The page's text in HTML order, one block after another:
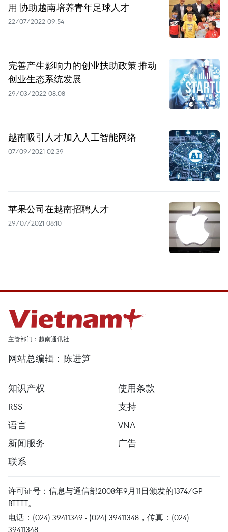
用 协助越南培养青年足球人才
22/07/2022 09:54
完善产生影响力的创业扶助政策 推动
创业生态系统发展
29/03/2022 08:08
越南吸引人才加入人工智能网络
07/09/2021 02:39
苹果公司在越南招聘人才
29/07/2021 08:10
主管部门：越南通讯社
网站总编辑：陈进笋
知识产权
使用条款
RSS
支持
语言
VNA
新闻服务
广告
联系
许可证号：信息与通信部2008年9月11日颁发的1374/GP-
BTTTT。
电话：(024) 39411349 - (024) 39411348，传真：(024)
39411348